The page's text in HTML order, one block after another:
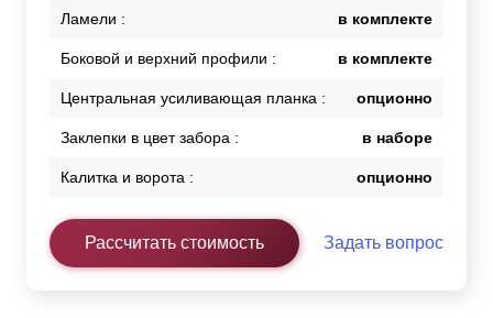
Ламели : в комплекте
Боковой и верхний профили : в комплекте
Центральная усиливающая планка : опционно
Заклепки в цвет забора : в наборе
Калитка и ворота : опционно
Рассчитать стоимость Задать вопрос